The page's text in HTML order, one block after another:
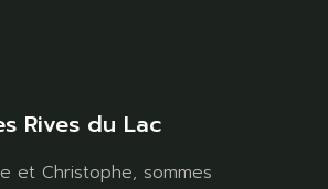
Rives du Lac
et Christophe, sommes